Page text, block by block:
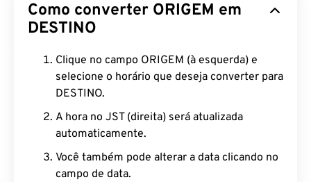
Como converter ORIGEM em
DESTINO
Clique no campo ORIGEM (à esquerda) e
selecione o horário que deseja converter para
DESTINO.
A hora no JST (direita) será atualizada
automaticamente.
Você também pode alterar a data clicando no
campo de data.